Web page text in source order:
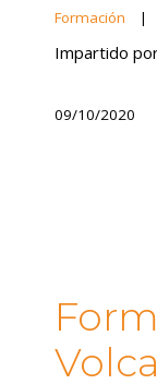
Formación |
Impartido
09/10/2020